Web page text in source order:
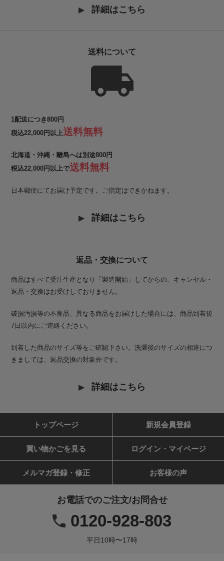
詳細はこちら
送料について
1配送につき800円
税込22,000円以上送料無料
北海道・沖縄・離島へは別途800円
税込22,000円以上で送料無料
日本郵便にてお届け予定です。ご指定はできかねます。
詳細はこちら
返品・交換について
商品はすべて受注生産となり「製造開始」してからの、キャンセル・
返品・交換はお受けしておりません。
破損汚損等の不良品、異なる商品をお届けした場合には、商品到着後
7日以内にご連絡ください。
到着した商品のサイズ等をご確認下さい。洗濯後のサイズの相違につ
きましては、返品交換の対象外です。
詳細はこちら
トップページ 新規会員登録
買い物かごを見る ログイン・マイページ
メルマガ登録・修正 お客様の声
お電話でのご注文/お問合せ
0120-928-803
平日10時〜17時